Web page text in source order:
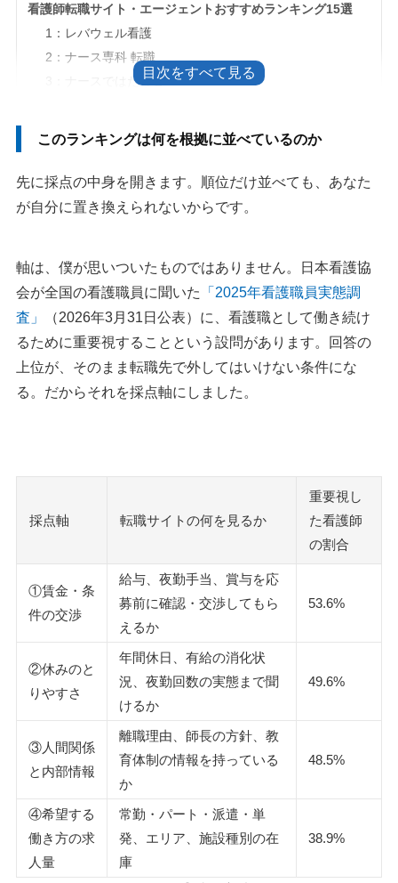
看護師転職サイト・エージェントおすすめランキング15選
1：レバウェル看護
2：ナース専科 転職
3：ナースではたらこ
7：看護プロ
8：MCナースネット
11：ナースパワー
12：パソナメディカル
13：看護師ワーカー
14：GUPPY（グッピー）
15：コメディカルドットコム
転職で入った看護師のほうが辞めている、という事実
日勤のみや夜勤回数の相談は、思っているより通る
条件別におすすめの看護師転職サイト
正職員・常勤で探すならレバウェル看護
パート・単発・派遣で探すならMCナースネットやスーパ
ーナース
日勤のみで探すならナースジョブやレバウェル看護
夜勤専従で探すならレバウェル看護
クリニックで探すならナースではたらこ
病院で探すならレバウェル看護
美容クリニックで探すなら美容外科求人ガイド
訪問看護で探すならレバウェル看護
正看護師・准看護師・保健師・助産師で探す場合
看護師から一般企業へ転職したい方におすすめの転職サイト
このランキングは何を根拠に並べているのか
先に採点の中身を開きます。順位だけ並べても、あなた
が自分に置き換えられないからです。
軸は、僕が思いついたものではありません。日本看護協
会が全国の看護職員に聞いた
「2025年看護職員実態調
査」
（2026年3月31日公表）に、看護職として働き続け
るために重要視することという設問があります。回答の
上位が、そのまま転職先で外してはいけない条件にな
る。だからそれを採点軸にしました。
採点軸 転職サイトの何を見るか
重要視し
た看護師
の割合
①賃金・条
件の交渉
給与、夜勤手当、賞与を応
募前に確認・交渉してもら
えるか
53.6%
②休みのと
りやすさ
年間休日、有給の消化状
況、夜勤回数の実態まで聞
けるか
49.6%
③人間関係
と内部情報
離職理由、師長の方針、教
育体制の情報を持っている
か
48.5%
④希望する
働き方の求
人量
常勤・パート・派遣・単
発、エリア、施設種別の在
庫
38.9%